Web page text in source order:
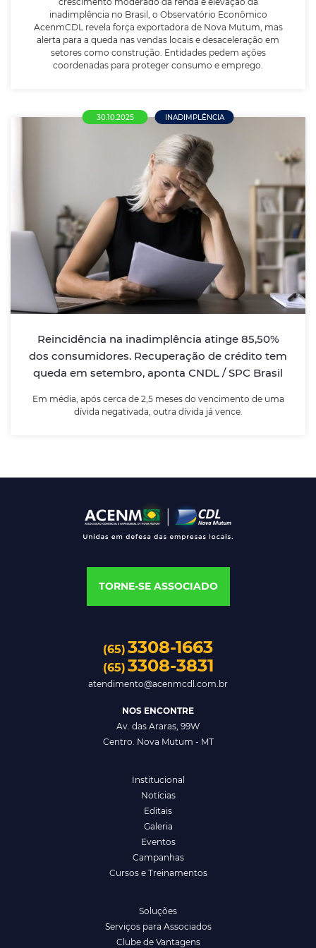
inadimplência no Brasil, o Observatório Econômico
AcenmCDL revela força exportadora de Nova Mutum, mas
alerta para a queda nas vendas locais e desaceleração em
setores como construção. Entidades pedem ações
coordenadas para proteger consumo e emprego.
LEIA MAIS
30.10.2025 INADIMPLÊNCIA
Reincidência na inadimplência atinge 85,50%
dos consumidores. Recuperação de crédito tem
queda em setembro, aponta CNDL / SPC Brasil
Em média, após cerca de 2,5 meses do vencimento de uma
dívida negativada, outra dívida já vence.
Reincidência na inadimplência atinge
85,50% dos consumidores. Recuperação
de crédito tem queda em setembro,
aponta CNDL / SPC Brasil
Em média, após cerca de 2,5 meses do vencimento
de uma dívida negativada, outra dívida já vence.
LEIA MAIS
TORNE-SE ASSOCIADO
(65) 3308-1663
(65) 3308-3831
atendimento@acenmcdl.com.br
NOS ENCONTRE
Av. das Araras, 99W
Centro. Nova Mutum - MT
Institucional
Notícias
Editais
Galeria
Eventos
Campanhas
Cursos e Treinamentos
Soluções
Serviços para Associados
Clube de Vantagens